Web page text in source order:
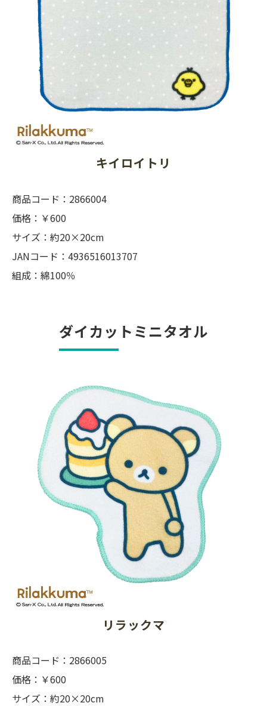
キイロイトリ
商品コード：2866004
価格：￥600
サイズ：約20×20cm
JANコード：4936516013707
組成：綿100％
ダイカットミニタオル
リラックマ
商品コード：2866005
価格：￥600
サイズ：約20×20cm